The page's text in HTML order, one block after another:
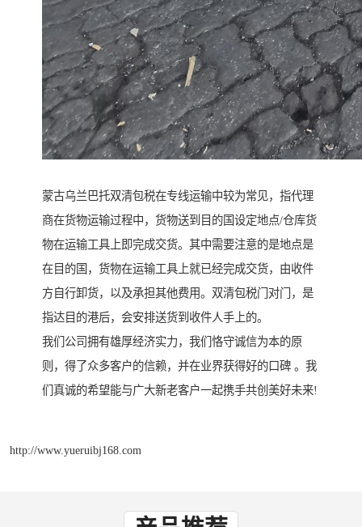
蒙古乌兰巴托双清包税在专线运输中较为常见，指代理
商在货物运输过程中，货物送到目的国设定地点/仓库货
物在运输工具上即完成交货。其中需要注意的是地点是
在目的国，货物在运输工具上就已经完成交货，由收件
方自行卸货，以及承担其他费用。双清包税门对门，是
指达目的港后，会安排送货到收件人手上的。
我们公司拥有雄厚经济实力，我们恪守诚信为本的原
则，得了众多客户的信赖，并在业界获得好的口碑 。我
们真诚的希望能与广大新老客户一起携手共创美好未来!
http://www.yueruibj168.com